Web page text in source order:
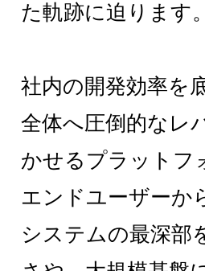
た軌跡に迫ります。
社内の開発効率を
全体へ圧倒的なレ
かせるプラットフ
エンドユーザーか
システムの最深部